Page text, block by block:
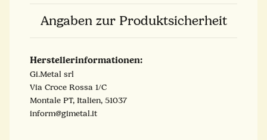
Angaben zur Produktsicherheit
Herstellerinformationen:
Gi.Metal srl
Via Croce Rossa 1/C
Montale PT, Italien, 51037
inform@gimetal.it